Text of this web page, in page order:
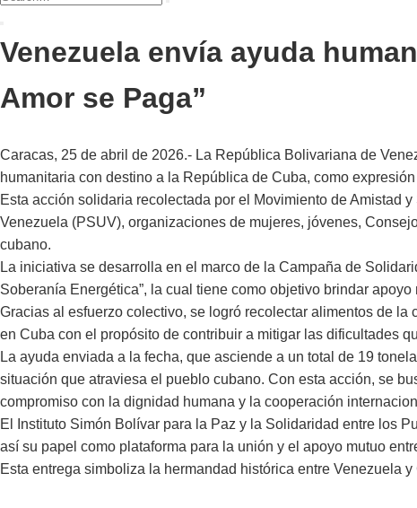
Venezuela envía ayuda
Amor se Paga”
Caracas, 25 de abril de 2026.- La República Bolivariana de
humanitaria con destino a la República de Cuba, como
Esta acción solidaria recolectada por el Movimiento de Amistad
Venezuela (PSUV), organizaciones de mujeres, jóvenes,
cubano.
La iniciativa se desarrolla en el marco de la Campaña de
Soberanía Energética”, la cual tiene como objetivo brindar
Gracias al esfuerzo colectivo, se logró recolectar alimentos de
en Cuba con el propósito de contribuir a mitigar las dificultades
La ayuda enviada a la fecha, que asciende a un total de 19
situación que atraviesa el pueblo cubano. Con esta acción, se
compromiso con la dignidad humana y la cooperación
El Instituto Simón Bolívar para la Paz y la Solidaridad entre los
así su papel como plataforma para la unión y el apoyo mutuo
Esta entrega simboliza la hermandad histórica entre Venezuela